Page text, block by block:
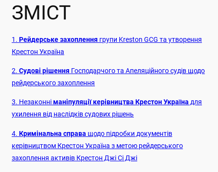
ЗМІСТ
1. Рейдерське захоплення групи Kreston GCG та утворення
Крестон Україна
2. Судові рішення Господарчого та Апеляційного судів щодо
рейдерського захоплення
3. Незаконніманіпуляції керівництва Крестон Україна для
ухилення від наслідків судових рішень
4. Кримінальна справа щодо підробки документів
керівництвом Крестон Україна з метою рейдерського
захоплення активів Крестон Джі Сі Джі